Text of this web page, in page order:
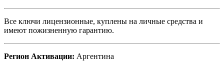
Все ключи лицензионные, куплены на личные средства и
имеют пожизненную гарантию.
Регион Активации: Аргентина